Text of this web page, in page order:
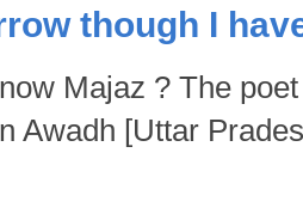
though I
Majaz ? The
Awadh [Uttar